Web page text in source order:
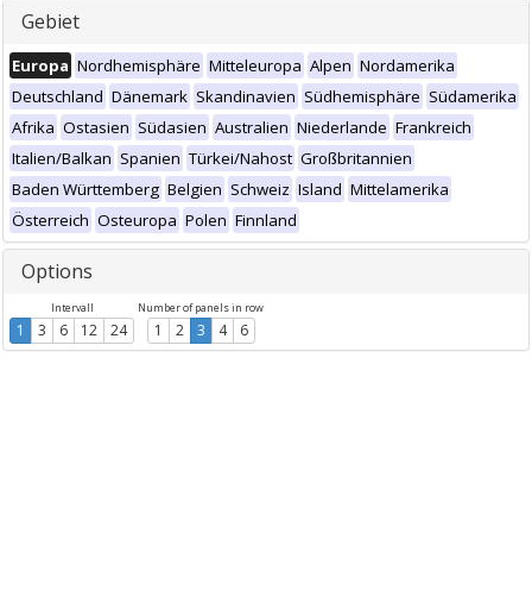
Gebiet
Europa Nordhemisphäre Mitteleuropa Alpen Nordamerika
Deutschland Dänemark Skandinavien Südhemisphäre Südamerika
Afrika Ostasien Südasien Australien Niederlande Frankreich
Italien/Balkan Spanien Türkei/Nahost Großbritannien
Baden Württemberg Belgien Schweiz Island Mittelamerika
Österreich Osteuropa Polen Finnland
Options
Intervall
1 3 6 12 24
Number of panels in row
1 2 3 4 6